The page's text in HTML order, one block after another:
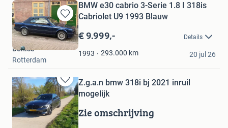
Bewaren
in
Mijn
Favorieten
BMW e30 cabrio 3-Serie 1.8 I 318is
Cabriolet U9 1993 Blauw
€ 9.999,- Details
1993 293.000 km
Denise
Rotterdam
20 jul 26
Bewaren
in
Mijn
Favorieten
Z.g.a.n bmw 318i bj 2021 inruil
mogelijk
Zie omschrijving